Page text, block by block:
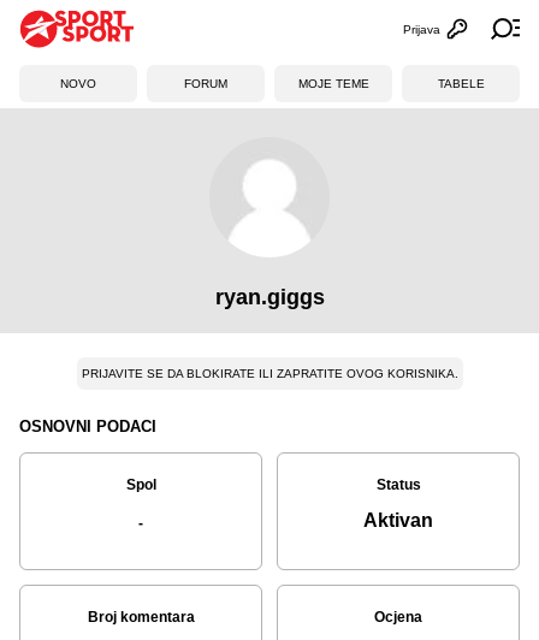
Otvori
Prijava
NOVO FORUM MOJE TEME TABELE
ryan.giggs
PRIJAVITE SE DA BLOKIRATE ILI ZAPRATITE OVOG KORISNIKA.
OSNOVNI PODACI
Spol
-
Status
Aktivan
Broj komentara Ocjena